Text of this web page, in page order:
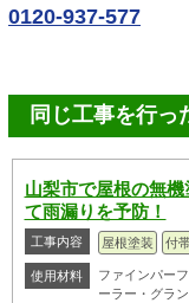
0120-937-577
同じ工事を行っ
山梨市で屋根の無
て雨漏りを予防！
工事内容 屋根塗装 付
使用材料
ファインパー
ーラー・グラ